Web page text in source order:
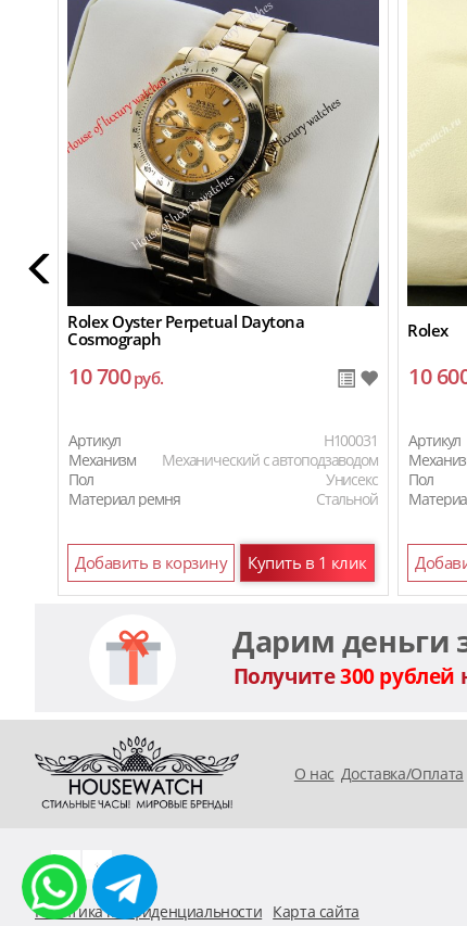
Rolex Oyster Perpetual Daytona
Cosmograph
10 700руб.
Артикул
H100031
Механизм
Механический с автоподзаводом
Пол
Унисекс
Материал ремня
Стальной
Добавить в корзину Купить в 1 клик
Rolex
10
Артикул
Пол
Дарим деньги
Получите300 рублей
O нас Доставка/Оплата
Политика конфиденциальности Карта сайта